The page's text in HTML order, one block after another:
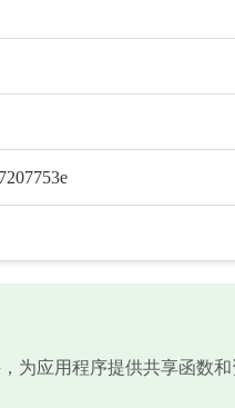
为应用程序提供共享函数和